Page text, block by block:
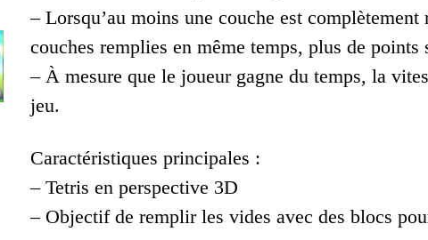
– Lorsqu’au moins une couche est
couches remplies en même temps, plus de points
– À mesure que le joueur gagne du temps, la
jeu.
Caractéristiques principales :
– Tetris en perspective 3D
– Objectif de remplir les vides avec des blocs